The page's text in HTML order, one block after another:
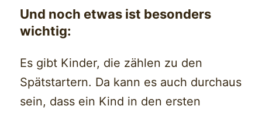
Und noch etwas ist besonders
wichtig:
Es gibt Kinder, die zählen zu den
Spätstartern. Da kann es auch durchaus
sein, dass ein Kind in den ersten